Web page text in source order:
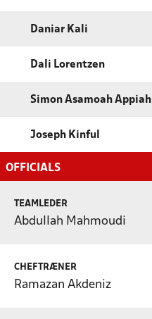
Daniar Kali
Dali Lorentzen
Simon Asamoah Appiah
Joseph Kinful
OFFICIALS
TEAMLEDER
Abdullah Mahmoudi
CHEFTRÆNER
Ramazan Akdeniz